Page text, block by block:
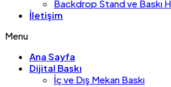
Backdrop Stand ve Baskı
İletişim
Menu
Ana Sayfa
Dijital Baskı
İç ve Dış Mekan Baskı